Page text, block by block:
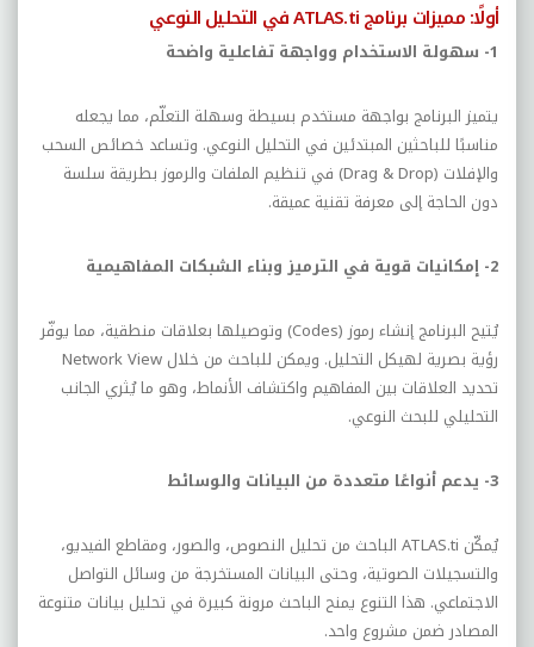
أولًا: مميزات برنامجATLAS.tiفي التحليل النوعي
1- سهولة الاستخدام وواجهة تفاعلية واضحة
يتميز البرنامج بواجهة مستخدم بسيطة وسهلة التعلّم، مما يجعله
مناسبًا للباحثين المبتدئين في التحليل النوعي. وتساعد خصائص السحب
والإفلات (Drag & Drop) في تنظيم الملفات والرموز بطريقة سلسة
دون الحاجة إلى معرفة تقنية عميقة.
2- إمكانيات قوية في الترميز وبناء الشبكات المفاهيمية
يُتيح البرنامج إنشاء رموز (Codes) وتوصيلها بعلاقات منطقية، مما يوفّر
رؤية بصرية لهيكل التحليل. ويمكن للباحث من خلال Network View
تحديد العلاقات بين المفاهيم واكتشاف الأنماط، وهو ما يُثري الجانب
التحليلي للبحث النوعي.
3- يدعم أنواعًا متعددة من البيانات والوسائط
يُمكّن ATLAS.ti الباحث من تحليل النصوص، والصور، ومقاطع الفيديو،
والتسجيلات الصوتية، وحتى البيانات المستخرجة من وسائل التواصل
الاجتماعي. هذا التنوع يمنح الباحث مرونة كبيرة في تحليل بيانات متنوعة
المصادر ضمن مشروع واحد.